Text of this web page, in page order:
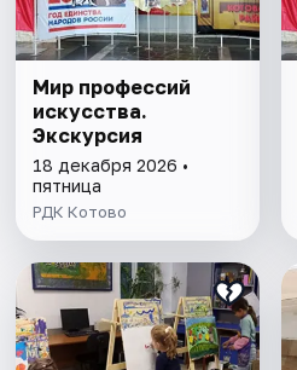
Мир профессий
искусства.
Экскурсия
18 декабря 2026 •
пятница
РДК Котово